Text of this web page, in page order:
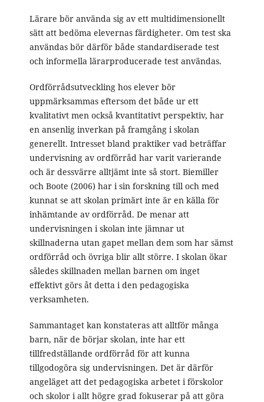
Lärare bör använda sig av ett multidimensionellt
sätt att bedöma elevernas färdigheter. Om test ska
användas bör därför både standardiserade test
och informella lärarproducerade test användas.
Ordförrådsutveckling hos elever bör
uppmärksammas eftersom det både ur ett
kvalitativt men också kvantitativt perspektiv, har
en ansenlig inverkan på framgång i skolan
generellt. Intresset bland praktiker vad beträffar
undervisning av ordförråd har varit varierande
och är dessvärre alltjämt inte så stort. Biemiller
och Boote (2006) har i sin forskning till och med
kunnat se att skolan primärt inte är en källa för
inhämtande av ordförråd. De menar att
undervisningen i skolan inte jämnar ut
skillnaderna utan gapet mellan dem som har sämst
ordförråd och övriga blir allt större. I skolan ökar
således skillnaden mellan barnen om inget
effektivt görs åt detta i den pedagogiska
verksamheten.
Sammantaget kan konstateras att alltför många
barn, när de börjar skolan, inte har ett
tillfredställande ordförråd för att kunna
tillgodogöra sig undervisningen. Det är därför
angeläget att det pedagogiska arbetet i förskolor
och skolor i allt högre grad fokuserar på att göra